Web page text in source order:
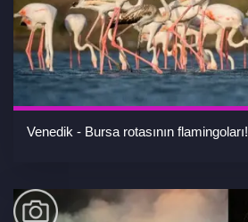
Venedik - Bursa rotasının flamingoları!